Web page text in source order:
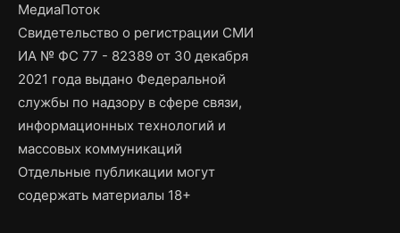
МедиаПоток
Свидетельство о регистрации СМИ
ИА № ФС 77 - 82389 от 30 декабря
2021 года выдано Федеральной
службы по надзору в сфере связи,
информационных технологий и
массовых коммуникаций
Отдельные публикации могут
содержать материалы 18+